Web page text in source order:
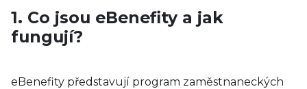
1. Co jsou eBenefity a jak
fungují?
eBenefity představují program zaměstnaneckých